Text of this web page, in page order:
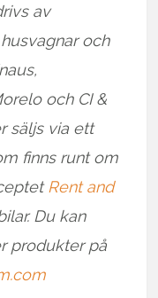
av
och
och CI &
säljs via ett
finns runt om
Rent and
Du kan
produkter på